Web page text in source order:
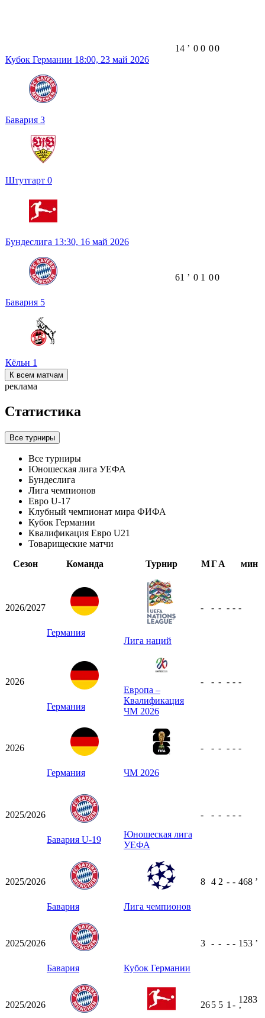
Кубок Германии 18:00, 23 май 2026
Бавария 3
Штутгарт 0
14 ʼ 0 0 00
Бундеслига 13:30, 16 май 2026
Бавария 5
Кёльн 1
61 ʼ 0 1 00
К всем матчам
реклама
Статистика
Все турниры
Все турниры
Юношеская лига УЕФА
Бундеслига
Лига чемпионов
Евро U-17
Клубный чемпионат мира ФИФА
Кубок Германии
Квалификация Евро U21
Товарищеские матчи
Сезон
Команда Турнир МГА мин
2026/2027
Германия
Лига наций
- - - - - -
2026
Германия
Европа –
Квалификация
ЧМ 2026
- - - - - -
2026
Германия ЧМ 2026
- - - - - -
2025/2026
Бавария U-19
Юношеская лига
УЕФА
- - - - - -
2025/2026
Бавария Лига чемпионов
8 4 2 - - 468 ʼ
2025/2026
Бавария Кубок Германии
3 - - - - 153 ʼ
2025/2026 265 5 1 -
1283
ʼ